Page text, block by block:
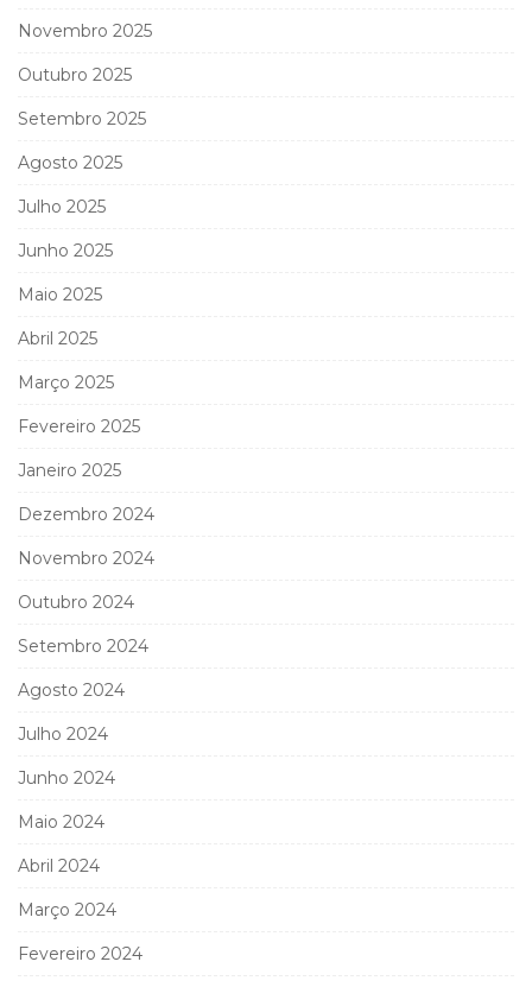
Novembro 2025
Outubro 2025
Setembro 2025
Agosto 2025
Julho 2025
Junho 2025
Maio 2025
Abril 2025
Março 2025
Fevereiro 2025
Janeiro 2025
Dezembro 2024
Novembro 2024
Outubro 2024
Setembro 2024
Agosto 2024
Julho 2024
Junho 2024
Maio 2024
Abril 2024
Março 2024
Fevereiro 2024